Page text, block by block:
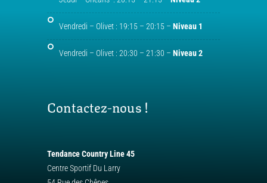
Vendredi – Olivet : 19:15 – 20:15 – Niveau 1
Vendredi – Olivet : 20:30 – 21:30 – Niveau 2
Contactez-nous !
Tendance Country Line 45
Centre Sportif Du Larry